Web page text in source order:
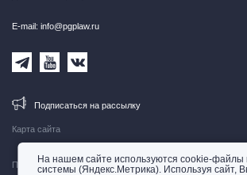
Карта сайта
Правовая информация
E-mail: info@pgplaw.ru
Подписаться на рассылку
На нашем сайте используются cookie-файлы
системы (Яндекс.Метрика). Используя сайт,